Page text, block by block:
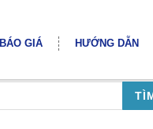
BÁO GIÁ HƯỚNG DẪN